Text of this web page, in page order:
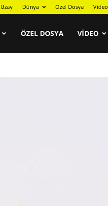
Uzay Dünya Özel Dosya Video
ÖZEL DOSYA VIDEO